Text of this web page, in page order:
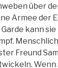
über
Armee der
Garde kann
Freund
Wenn